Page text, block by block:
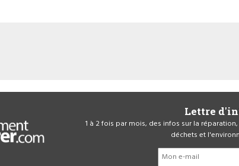
Lettre
1 à 2 fois par mois, des infos sur la
déchets et